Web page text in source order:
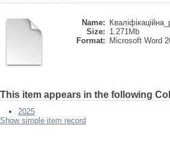
Name:
Size: 1.271Mb
Format:
Microsoft Word
This item appears in the following
2025
Show simple item record